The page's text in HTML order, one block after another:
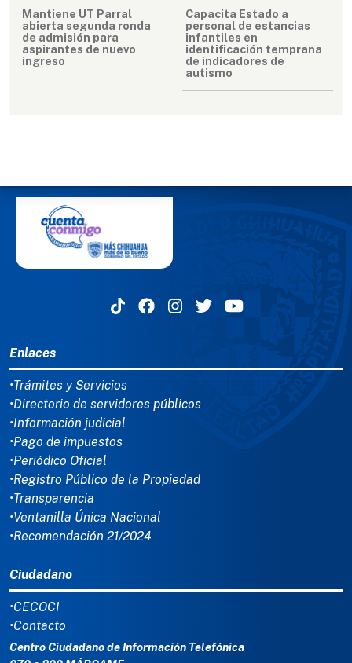
Mantiene UT Parral
abierta segunda ronda
de admisión para
aspirantes de nuevo
ingreso
Capacita Estado a
personal de estancias
infantiles en
identificación temprana
de indicadores de
autismo
Enlaces
•Trámites y Servicios
•Directorio de servidores públicos
•Información judicial
•Pago de impuestos
•Periódico Oficial
•Registro Público de la Propiedad
•Transparencia
•Ventanilla Única Nacional
•Recomendación 21/2024
Ciudadano
•CECOCI
•Contacto
Centro Ciudadano de Información Telefónica